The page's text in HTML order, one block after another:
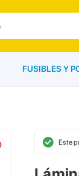
FUSIBLES Y
Este